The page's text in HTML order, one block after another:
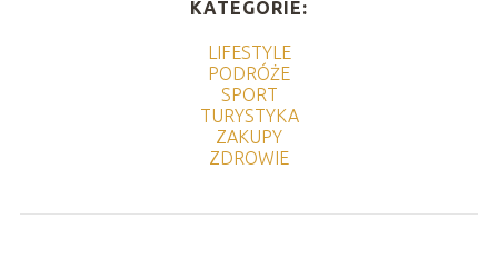
KATEGORIE:
LIFESTYLE
PODRÓŻE
SPORT
TURYSTYKA
ZAKUPY
ZDROWIE